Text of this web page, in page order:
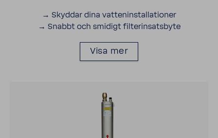
→ Skyddar dina vatte­n­in­stal­la­tioner
→ Snabbt och smidigt filterin­sats­byte
Visa mer